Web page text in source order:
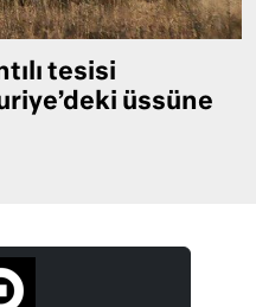
tesisi
üssüne